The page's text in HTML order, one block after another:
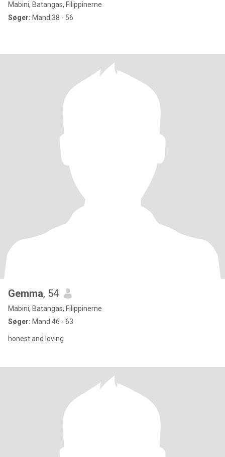
Mabini, Batangas, Filippinerne
Søger: Mand 38 - 56
Gemma, 54
Mabini, Batangas, Filippinerne
Søger: Mand 46 - 63
honest and loving